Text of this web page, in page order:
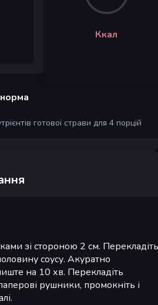
Ккал
готової страви для 4 порцій
зі стороною 2 см. Перекладіть
соусу. Акуратно
на 10 хв. Перекладіть
рушники, промокніть і